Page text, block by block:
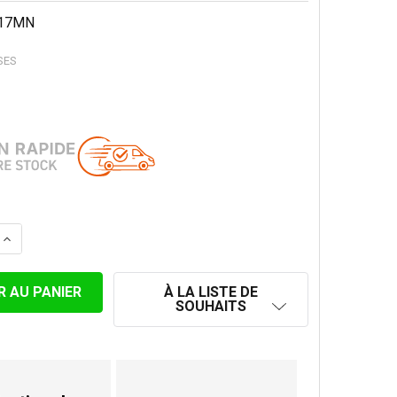
QUANTITÉ DE GRILLE DE CHAPEAU DE CHEMINÉE Ø 175
AUGMENTER LA QUANTITÉ DE GRILLE DE CHAPEAU DE
À LA LISTE DE
SOUHAITS